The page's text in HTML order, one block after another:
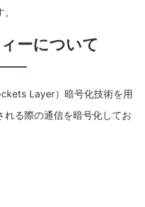
ーについて
Layer）暗号化技術を用
る際の通信を暗号化してお